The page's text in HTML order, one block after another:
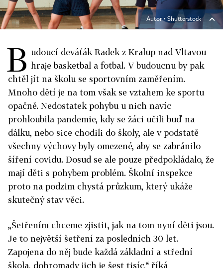
Autor ▪ Shutterstock
B udoucí deváťák Radek z Kralup nad Vltavou
hraje basketbal a fotbal. V budoucnu by pak
chtěl jít na školu se sportovním zaměřením.
Mnoho dětí je na tom však se vztahem ke sportu
opačně. Nedostatek pohybu u nich navíc
prohloubila pandemie, kdy se žáci učili buď na
dálku, nebo sice chodili do školy, ale v podstatě
všechny výchovy byly omezené, aby se zabránilo
šíření covidu. Dosud se ale pouze předpokládalo, že
mají děti s pohybem problém. Školní inspekce
proto na podzim chystá průzkum, který ukáže
skutečný stav věci.
„Šetřením chceme zjistit, jak na tom nyní děti jsou.
Je to největší šetření za posledních 30 let.
Zapojena do něj bude každá základní a střední
škola, dohromady jich je šest tisíc,“ říká